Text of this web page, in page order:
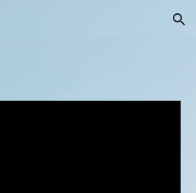
Skip to navigation